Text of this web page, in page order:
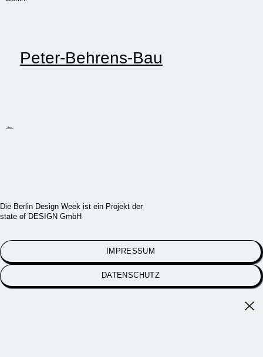
Peter-Behrens-Bau
←
Die Berlin Design Week ist ein Projekt der
state of DESIGN GmbH
IMPRESSUM
DATENSCHUTZ